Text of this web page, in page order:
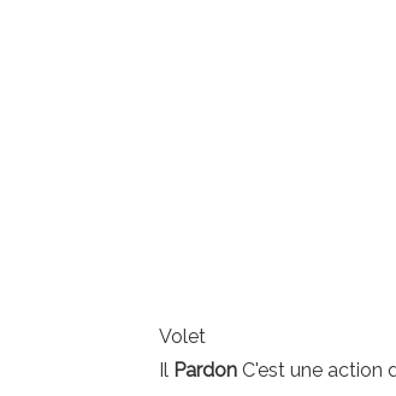
Volet
Il Pardon C'est une action